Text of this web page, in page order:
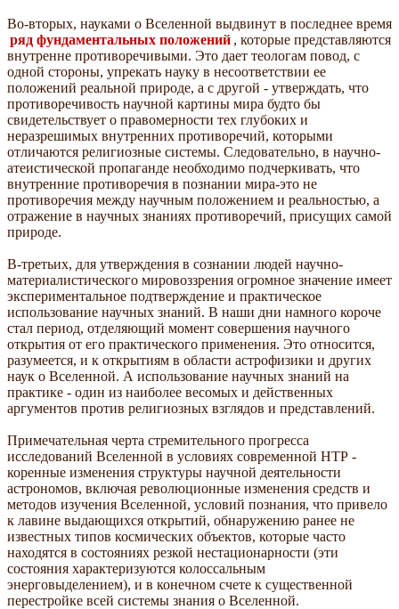
Во-вторых, науками о Вселенной выдвинут в последнее время
ряд фундаментальных положений , которые представляются
внутренне противоречивыми. Это дает теологам повод, с
одной стороны, упрекать науку в несоответствии ее
положений реальной природе, а с другой - утверждать, что
противоречивость научной картины мира будто бы
свидетельствует о правомерности тех глубоких и
неразрешимых внутренних противоречий, которыми
отличаются религиозные системы. Следовательно, в научно-
атеистической пропаганде необходимо подчеркивать, что
внутренние противоречия в познании мира-это не
противоречия между научным положением и реальностью, а
отражение в научных знаниях противоречий, присущих самой
природе.
В-третьих, для утверждения в сознании людей научно-
материалистического мировоззрения огромное значение имеет
экспериментальное подтверждение и практическое
использование научных знаний. В наши дни намного короче
стал период, отделяющий момент совершения научного
открытия от его практического применения. Это относится,
разумеется, и к открытиям в области астрофизики и других
наук о Вселенной. А использование научных знаний на
практике - один из наиболее весомых и действенных
аргументов против религиозных взглядов и представлений.
Примечательная черта стремительного прогресса
исследований Вселенной в условиях современной НТР -
коренные изменения структуры научной деятельности
астрономов, включая революционные изменения средств и
методов изучения Вселенной, условий познания, что привело
к лавине выдающихся открытий, обнаружению ранее не
известных типов космических объектов, которые часто
находятся в состояниях резкой нестационарности (эти
состояния характеризуются колоссальным
энерговыделением), и в конечном счете к существенной
перестройке всей системы знания о Вселенной.